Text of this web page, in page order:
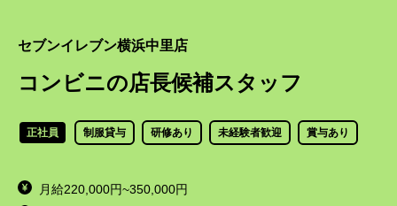
セブンイレブン横浜中里店
コンビニの店長候補スタッフ
正社員 制服貸与 研修あり 未経験者歓迎 賞与あり
月給220,000円~350,000円